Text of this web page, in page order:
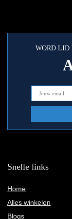
WORD LID
Snelle links
Home
Alles winkelen
Blogs